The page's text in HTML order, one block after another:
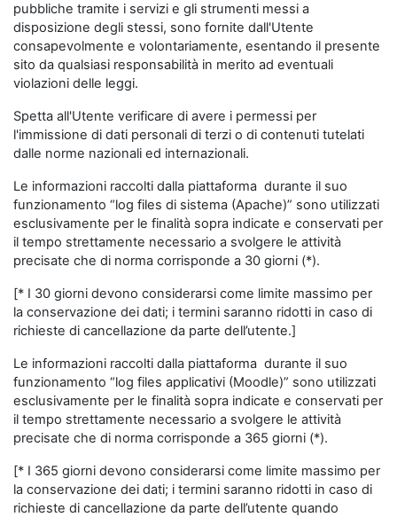
pubbliche tramite i servizi e gli strumenti messi a
disposizione degli stessi, sono fornite dall'Utente
consapevolmente e volontariamente, esentando il presente
sito da qualsiasi responsabilità in merito ad eventuali
violazioni delle leggi.
Spetta all'Utente verificare di avere i permessi per
l'immissione di dati personali di terzi o di contenuti tutelati
dalle norme nazionali ed internazionali.
Le informazioni raccolti dalla piattaforma durante il suo
funzionamento “log files di sistema (Apache)” sono utilizzati
esclusivamente per le finalità sopra indicate e conservati per
il tempo strettamente necessario a svolgere le attività
precisate che di norma corrisponde a 30 giorni (*).
[* I 30 giorni devono considerarsi come limite massimo per
la conservazione dei dati; i termini saranno ridotti in caso di
richieste di cancellazione da parte dell’utente.]
Le informazioni raccolti dalla piattaforma durante il suo
funzionamento “log files applicativi (Moodle)” sono utilizzati
esclusivamente per le finalità sopra indicate e conservati per
il tempo strettamente necessario a svolgere le attività
precisate che di norma corrisponde a 365 giorni (*).
[* I 365 giorni devono considerarsi come limite massimo per
la conservazione dei dati; i termini saranno ridotti in caso di
richieste di cancellazione da parte dell’utente quando